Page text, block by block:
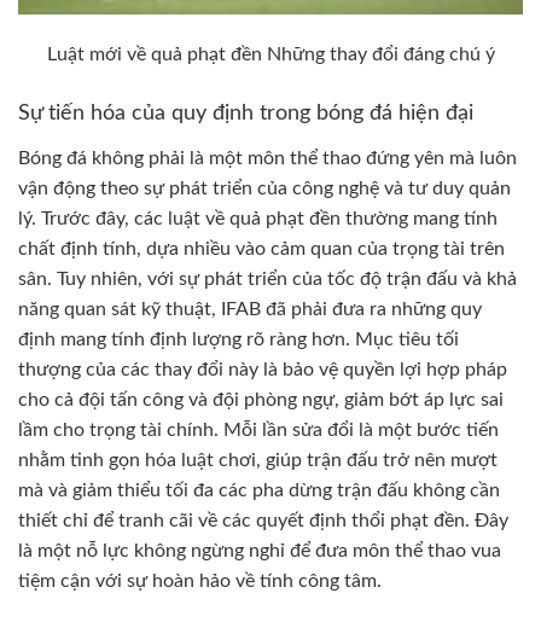
Luật mới về quả phạt đền Những thay đổi đáng chú ý
Sự tiến hóa của quy định trong bóng đá hiện đại
Bóng đá không phải là một môn thể thao đứng yên mà luôn
vận động theo sự phát triển của công nghệ và tư duy quản
lý. Trước đây, các luật về quả phạt đền thường mang tính
chất định tính, dựa nhiều vào cảm quan của trọng tài trên
sân. Tuy nhiên, với sự phát triển của tốc độ trận đấu và khả
năng quan sát kỹ thuật, IFAB đã phải đưa ra những quy
định mang tính định lượng rõ ràng hơn. Mục tiêu tối
thượng của các thay đổi này là bảo vệ quyền lợi hợp pháp
cho cả đội tấn công và đội phòng ngự, giảm bớt áp lực sai
lầm cho trọng tài chính. Mỗi lần sửa đổi là một bước tiến
nhằm tinh gọn hóa luật chơi, giúp trận đấu trở nên mượt
mà và giảm thiểu tối đa các pha dừng trận đấu không cần
thiết chỉ để tranh cãi về các quyết định thổi phạt đền. Đây
là một nỗ lực không ngừng nghỉ để đưa môn thể thao vua
tiệm cận với sự hoàn hảo về tính công tâm.